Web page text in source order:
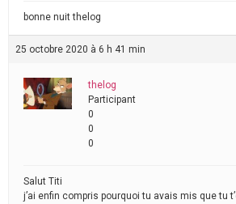
bonne nuit thelog
25 octobre 2020 à 6 h 41 min
thelog
Participant
0
0
0
Salut Titi
j’ai enfin compris pourquoi tu avais mis que tu